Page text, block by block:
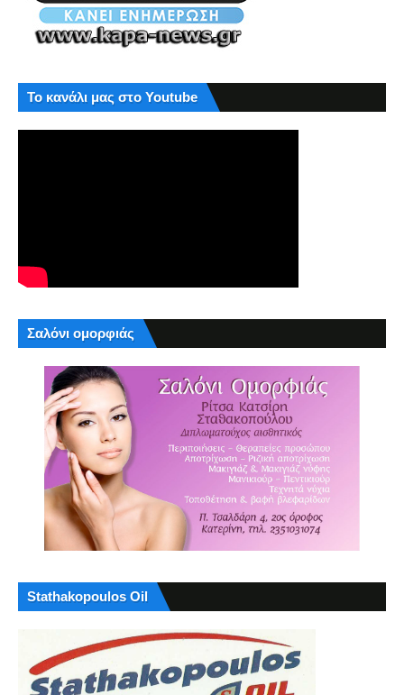
Το κανάλι μας στο Youtube
Σαλόνι ομορφιάς
Stathakopoulos Oil